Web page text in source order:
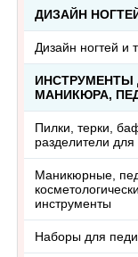
ДИЗАЙН
Дизайн ногтей и
ИНСТРУМЕНТЫ
МАНИКЮРА,
Пилки, терки,
разделители
Маникюрные,
инструменты
Наборы для